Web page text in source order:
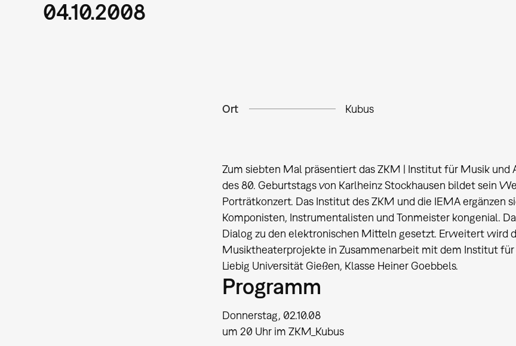
04.10.2008
Ort Kubus
Zum siebten Mal präsentiert das ZKM | Institut für Musik und
des 80. Geburtstags von Karlheinz Stockhausen bildet sein
Porträtkonzert. Das Institut des ZKM und die IEMA ergänzen
Komponisten, Instrumentalisten und Tonmeister kongenial.
Dialog zu den elektronischen Mitteln gesetzt. Erweitert wird
Musiktheaterprojekte in Zusammenarbeit mit dem Institut
Liebig Universität Gießen, Klasse Heiner Goebbels.
Programm
Donnerstag, 02.10.08
um 20 Uhr im ZKM_Kubus